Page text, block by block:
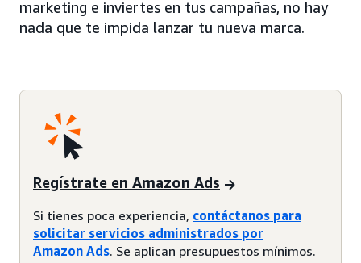
marketing e inviertes en tus campañas, no hay
nada que te impida lanzar tu nueva marca.
Regístrate en Amazon Ads
Si tienes poca experiencia, contáctanos para
solicitar servicios administrados por
Amazon Ads. Se aplican presupuestos mínimos.